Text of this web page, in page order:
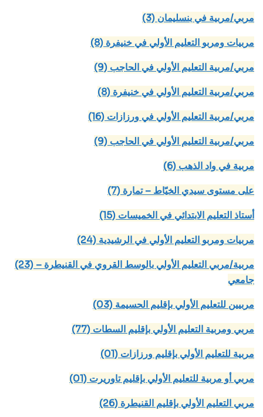
(3) مربي/مربية في بنسليمان
(8) مربيات ومربو التعليم الأولي في خنيفرة
(9) مربي/مربية التعليم الأولي في الحاجب
(8) مربي/مربية التعليم الأولي في خنيفرة
(16) مربي/مربية التعليم الأولي في ورزازات
(9) مربي/مربية التعليم الأولي في الحاجب
(6) مربية في واد الذهب
(7) على مستوى سيدي الخيّاط – تمارة
(15) أستاذ التعليم الابتدائي في الخميسات
(24) مربيات ومربو التعليم الأولي في الرشيدية
(23) مربية/مربي التعليم الأولي بالوسط القروي في القنيطرة –
جامعي
(03) مربيين للتعليم الأولي بإقليم الحسيمة
(77) مربي ومربية التعليم الأولي بإقليم السطات
(01) مربية للتعليم الأولي بإقليم ورزازات
(01) مربي أو مربية للتعليم الأولي بإقليم تاوريرت
(26) مربي التعليم الأولي بإقليم القنيطرة